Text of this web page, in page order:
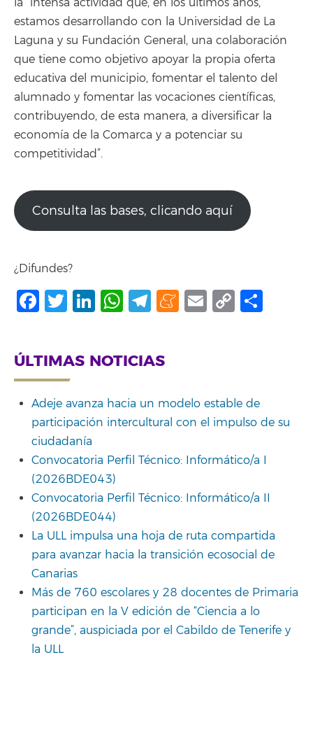
estamos desarrollando con la Universidad de La
Laguna y su Fundación General, una colaboración
que tiene como objetivo apoyar la propia oferta
educativa del municipio, fomentar el talento del
alumnado y fomentar las vocaciones científicas,
contribuyendo, de esta manera, a diversificar la
economía de la Comarca y a potenciar su
competitividad”.
Consulta las bases, clicando aquí
¿Difundes?
Facebook
Twitter
LinkedIn
WhatsApp
Telegram
Meneame
Email
Copy
ÚLTIMAS NOTICIAS
Adeje avanza hacia un modelo estable de
participación intercultural con el impulso de su
ciudadanía
Convocatoria Perfil Técnico: Informático/a I
(2026BDE043)
Convocatoria Perfil Técnico: Informático/a II
(2026BDE044)
La ULL impulsa una hoja de ruta compartida
para avanzar hacia la transición ecosocial de
Canarias
Más de 760 escolares y 28 docentes de Primaria
participan en la V edición de “Ciencia a lo
grande”, auspiciada por el Cabildo de Tenerife y
la ULL